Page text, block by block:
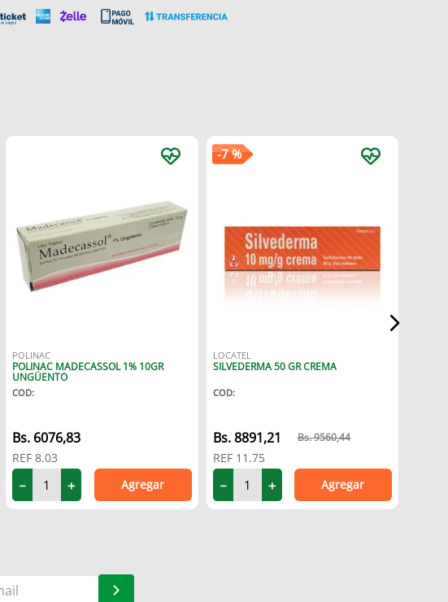
POLINAC
POLINAC MADECASSOL 1% 10GR
UNGÜENTO
COD:
6076,83
REF8.03
＋
－ Agregar
-7 %
LOCATEL
SILVEDERMA 50 GR CREMA
COD:
8891,21 9560,44
REF 11.75
＋
－ Agregar